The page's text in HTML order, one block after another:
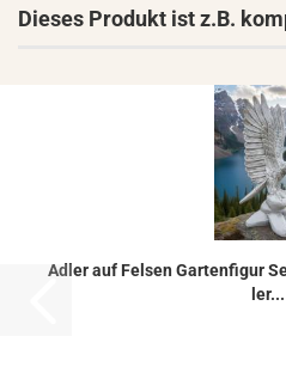
Dieses Produkt ist z.B.
Adler auf Fel­sen Gar­ten­fi­gur
ler...